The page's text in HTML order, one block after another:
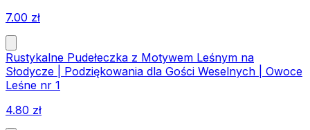
7.00 zł
Rustykalne Pudełeczka z Motywem Leśnym na
Słodycze | Podziękowania dla Gości Weselnych | Owoce
Leśne nr 1
4.80 zł